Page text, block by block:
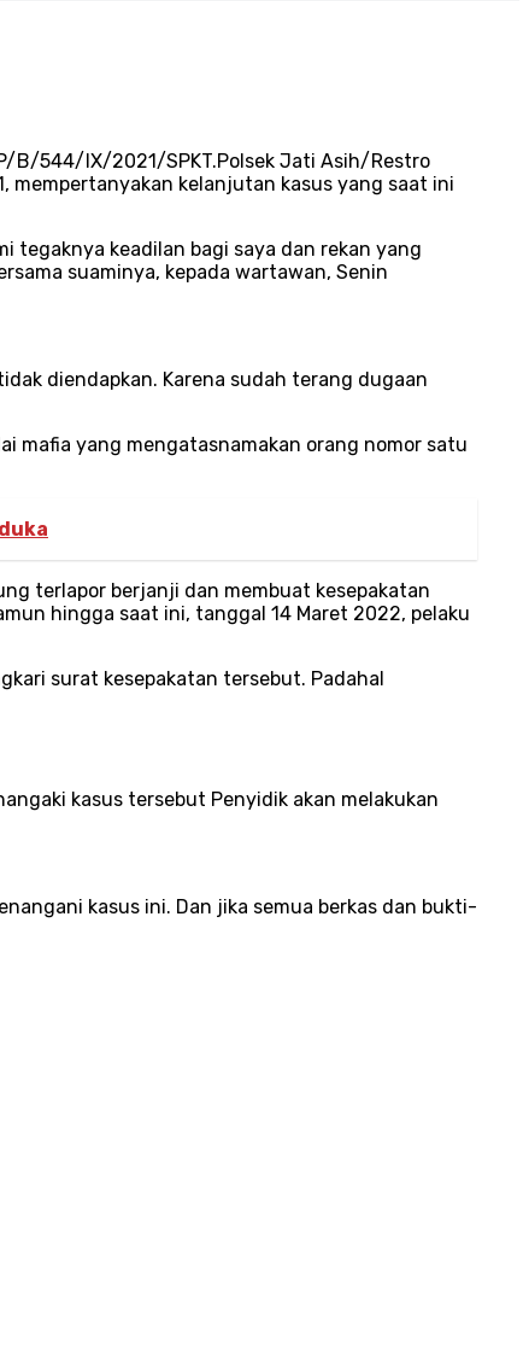
B/544/IX/2021/SPKT.Polsek Jati Asih/Restro
mempertanyakan kelanjutan kasus yang saat ini
tegaknya keadilan bagi saya dan rekan yang
suaminya, kepada wartawan, Senin
diendapkan. Karena sudah terang dugaan
mafia yang mengatasnamakan orang nomor satu
terlapor berjanji dan membuat kesepakatan
hingga saat ini, tanggal 14 Maret 2022, pelaku
surat kesepakatan tersebut. Padahal
kasus tersebut Penyidik akan melakukan
kasus ini. Dan jika semua berkas dan bukti-